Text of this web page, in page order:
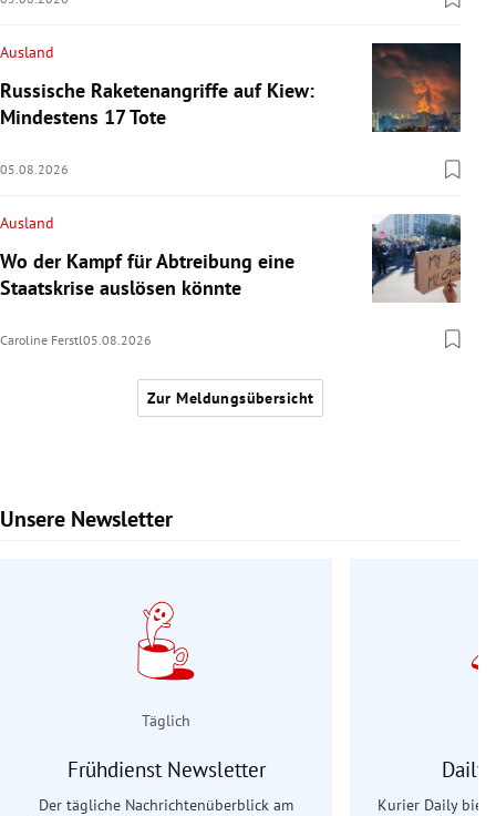
Ausland
Russische Raketenangriffe auf Kiew:
Mindestens 17 Tote
05.08.2026
Ausland
Wo der Kampf für Abtreibung eine
Staatskrise auslösen könnte
Caroline Ferstl05.08.2026
Zur Meldungsübersicht
Unsere Newsletter
Slide 1 von 9
Täglich
Frühdienst Newsletter
Der tägliche Nachrichtenüberblick am
Daily
Kurier Daily